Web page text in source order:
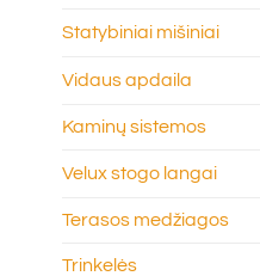
Statybiniai mišiniai
Vidaus apdaila
Kaminų sistemos
Velux stogo langai
Terasos medžiagos
Trinkelės